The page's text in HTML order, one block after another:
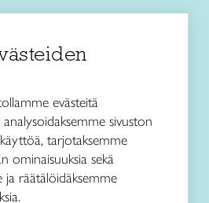
evästeitä
sivuston
tarjotaksemme
ominaisuuksia sekä
ja räätälöidäksemme